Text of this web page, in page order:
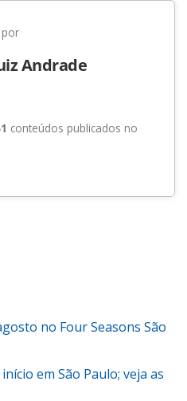
Andrade
conteúdos publicados no
no Four Seasons São
em São Paulo; veja as